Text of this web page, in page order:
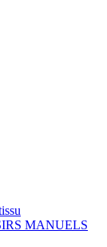
MANUELS